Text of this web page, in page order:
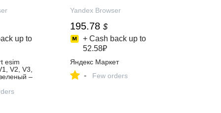
up to
esim
V2, V3,
–
Маркете,
Yandex Browser
195.78 $
+ Cash back up to
52.58₽
Яндекс Маркет
- Few orders